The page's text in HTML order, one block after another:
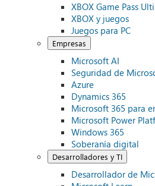
XBOX Game Pass
XBOX y juegos
Juegos para PC
Empresas
Microsoft AI
Seguridad de
Azure
Dynamics 365
Microsoft 365 para
Microsoft Power
Windows 365
Soberanía digital
Desarrolladores y TI
Desarrollador de